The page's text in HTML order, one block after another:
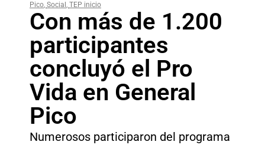
Pico, Social , TEP inicio
Con más de 1.200
participantes
concluyó el Pro
Vida en General
Pico
Numerosos participaron del programa